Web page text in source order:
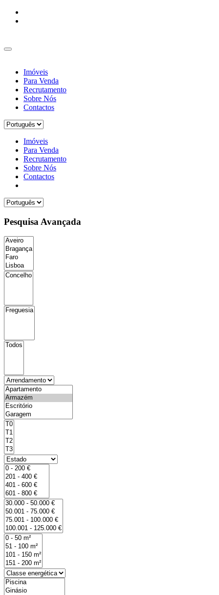
Imóveis
Para Venda
Recrutamento
Sobre Nós
Contactos
Imóveis
Para Venda
Recrutamento
Sobre Nós
Contactos
Pesquisa Avançada